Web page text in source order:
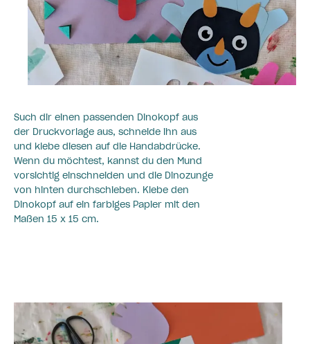
Such dir einen passenden Dinokopf aus
der Druckvorlage aus, schneide ihn aus
und klebe diesen auf die Handabdrücke.
Wenn du möchtest, kannst du den Mund
vorsichtig einschneiden und die Dinozunge
von hinten durchschieben. Klebe den
Dinokopf auf ein farbiges Papier mit den
Maßen 15 x 15 cm.